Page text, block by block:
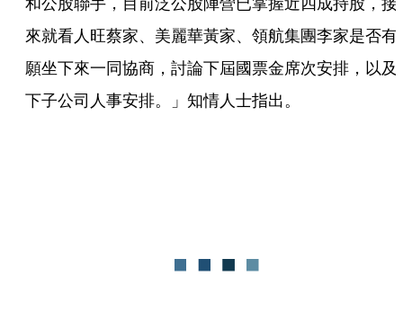
來就看人旺蔡家、美麗華黃家、領航集團李家是否有
願坐下來一同協商，討論下屆國票金席次安排，以及
下子公司人事安排。」知情人士指出。